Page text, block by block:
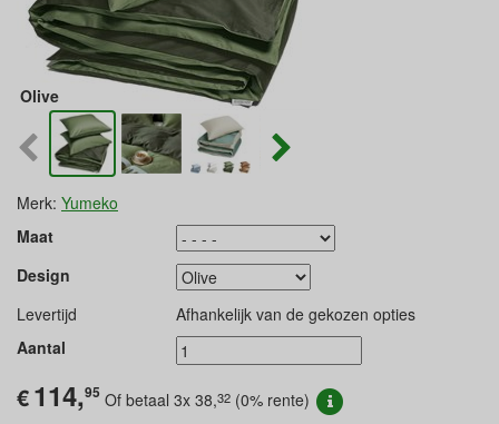
Olive
Merk: Yumeko
Maat
Design
Levertijd
Afhankelijk van de gekozen opties
Aantal
€114,95 Of betaal 3x 38,32 (0% rente)